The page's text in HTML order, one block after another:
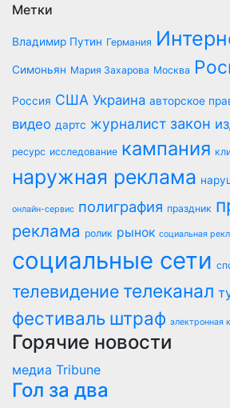
Метки
Владимир Путин Германия
Симоньян Мария Захарова Москва
Россия США Украина авторское
видео дартс журналист закон
ресурс исследование кампания
наружная реклама
онлайн-сервис полиграфия праздник
реклама ролик рынок социальная
социальные сети
телевидение телеканал
фестиваль штраф электронная
Горячие новости
медиа Tribune
Гол за два